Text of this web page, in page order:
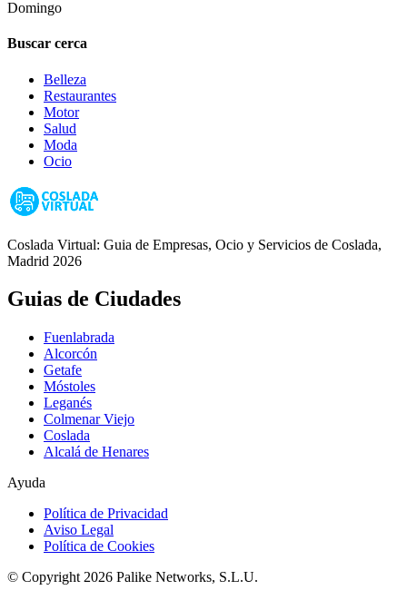
Domingo
Buscar cerca
Belleza
Restaurantes
Motor
Salud
Moda
Ocio
Coslada Virtual: Guia de Empresas, Ocio y Servicios de Coslada,
Madrid 2026
Guias de Ciudades
Fuenlabrada
Alcorcón
Getafe
Móstoles
Leganés
Colmenar Viejo
Coslada
Alcalá de Henares
Ayuda
Política de Privacidad
Aviso Legal
Política de Cookies
© Copyright 2026 Palike Networks, S.L.U.